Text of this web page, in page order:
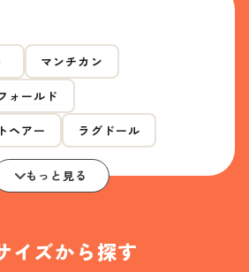
マンチカン
ォールド
ヘアー ラグドール
もっと見る
イズから探す